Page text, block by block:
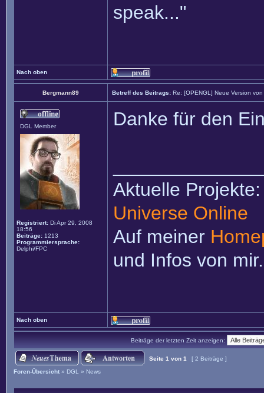
speak..."
Nach oben
Bergmann89 Betreff des Beitrags: Re: [OPENGL] Neue Version
DGL Member
Registriert: Di Apr 29, 2008
18:56
Beiträge: 1213
Programmiersprache:
Delphi/FPC
Danke für den
Aktuelle
Universe Online
Auf meiner
und Infos von mir.
Nach oben
Beiträge der letzten Zeit anzeigen:
Seite 1 von 1
[ 2 Beiträge ]
Foren-Übersicht » DGL » News